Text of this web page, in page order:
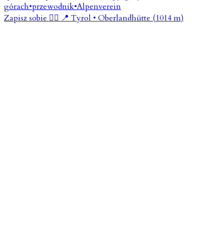
Zapisz sobie 👇🏼 📍 Tyrol • Oberlandhütte (1014 m)